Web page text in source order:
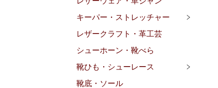
キーパー・ストレッチャー
レザークラフト・革工芸
シューホーン・靴べら
靴ひも・シューレース
靴底・ソール